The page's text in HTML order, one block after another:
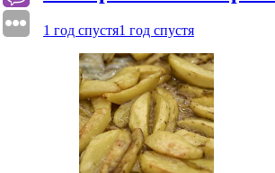
1 год спустя1 год спустя